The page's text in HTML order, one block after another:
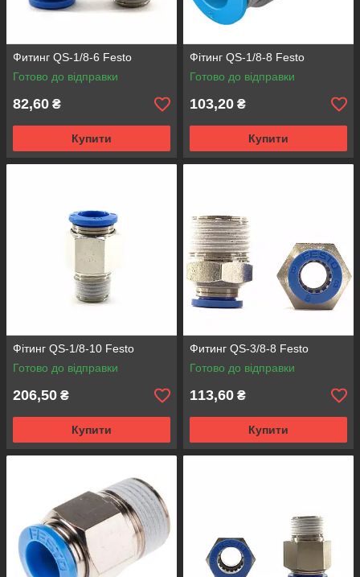
Фитинг QS-1/8-6 Festo
Готово до відправки
82,60 ₴
Купити
Фітинг QS-1/8-8 Festo
Готово до відправки
103,20 ₴
Купити
Фітинг QS-1/8-10 Festo
Готово до відправки
206,50 ₴
Купити
Фитинг QS-3/8-8 Festo
Готово до відправки
113,60 ₴
Купити